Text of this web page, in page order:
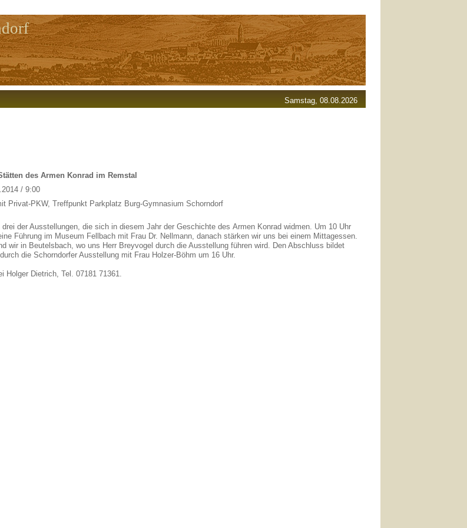
Samstag, 08.08.2026
des Armen Konrad im Remstal
/ 9:00
Privat-PKW, Treffpunkt Parkplatz Burg-Gymnasium Schorndorf
der Ausstellungen, die sich in diesem Jahr der Geschichte des Armen Konrad widmen. Um 10 Uhr
Führung im Museum Fellbach mit Frau Dr. Nellmann, danach stärken wir uns bei einem Mittagessen.
wir in Beutelsbach, wo uns Herr Breyvogel durch die Ausstellung führen wird. Den Abschluss bildet
die Schorndorfer Ausstellung mit Frau Holzer-Böhm um 16 Uhr.
Holger Dietrich, Tel. 07181 71361.